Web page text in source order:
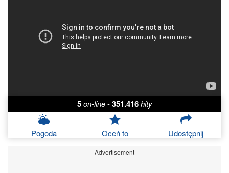
5 on-line - 351.416 hity
Pogoda Oceń to Udostępnij
Advertisement